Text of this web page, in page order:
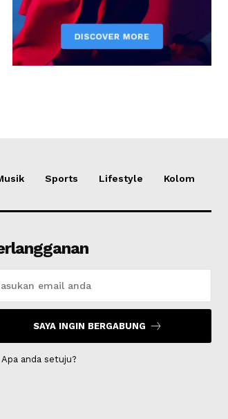
Sports Lifestyle Kolom
SAYA INGIN BERGABUNG
Apa anda setuju?